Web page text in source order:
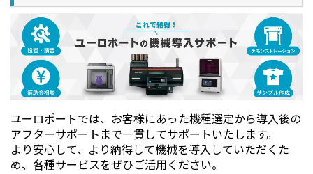
ユーロポートでは、お客様にあった機種選定から導入後の
アフターサポートまで一貫してサポートいたします。
より安心して、より納得して機械を導入していただくた
め、各種サービスをぜひご活用ください。